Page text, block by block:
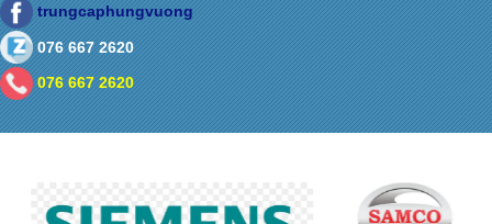
trungcaphungvuong
076 667 2620
076 667 2620